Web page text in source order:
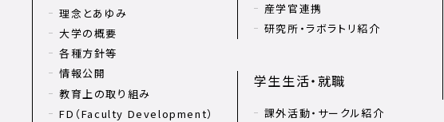
理念とあゆみ
大学の概要
各種方針等
情報公開
教育上の取り組み
FD（Faculty Development）
産学官連携
研究所・ラボラトリ紹介
学生生活・就職
課外活動・サークル紹介